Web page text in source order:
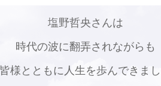
塩野哲央さんは
時代の波に翻弄されながらも
皆様とともに人生を歩んできま